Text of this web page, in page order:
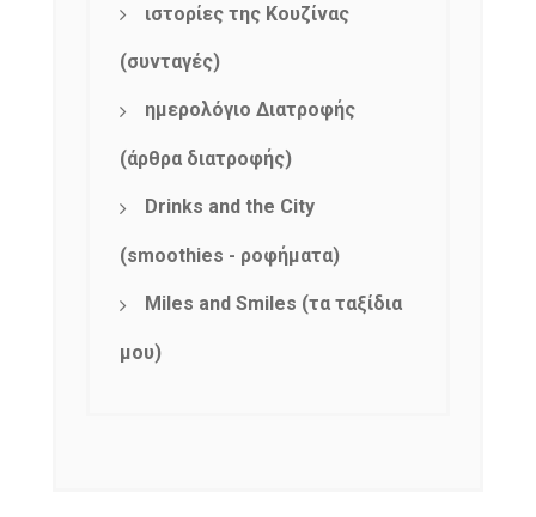
ιστορίες της Κουζίνας
(συνταγές)
ημερολόγιο Διατροφής
(άρθρα διατροφής)
Drinks and the City
(smoothies - ροφήματα)
Miles and Smiles (τα ταξίδια
μου)